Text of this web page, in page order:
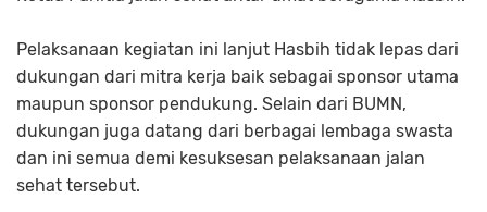
Pelaksanaan kegiatan ini lanjut Hasbih tidak lepas dari
dukungan dari mitra kerja baik sebagai sponsor utama
maupun sponsor pendukung. Selain dari BUMN,
dukungan juga datang dari berbagai lembaga swasta
dan ini semua demi kesuksesan pelaksanaan jalan
sehat tersebut.